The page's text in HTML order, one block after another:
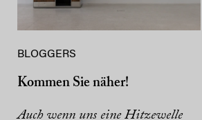
BLOGGERS
Kommen Sie näher!
Auch wenn uns eine Hitzewelle